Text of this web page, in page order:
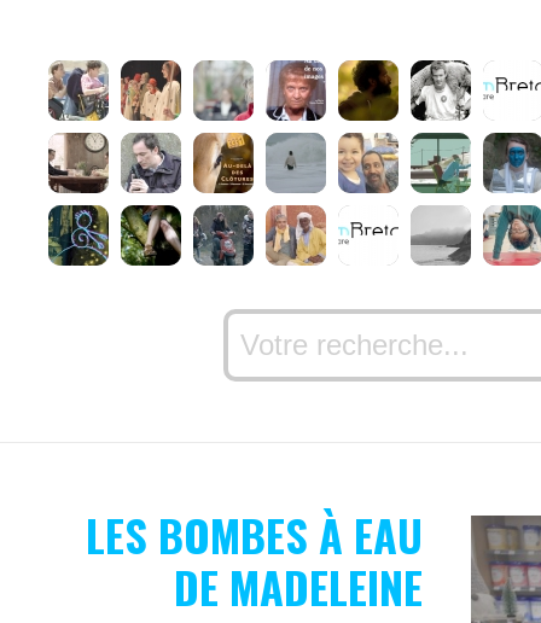
LES BOMBES À EAU
DE MADELEINE